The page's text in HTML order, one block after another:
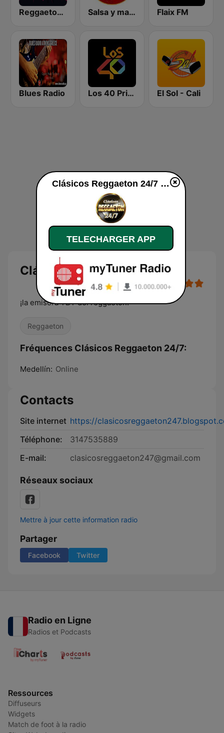
Reggaeton Exitos de Hoy Salsa y mas Cali Flaix FM
Blues Radio Los 40 Principales El Sol - Cali
Clásicos Reggaeton 24/7
¡la emisora TBT del reggaeton!
Reggaeton
Fréquences Clásicos Reggaeton 24/7:
Medellín: Online
Contacts
Site internet https://
Téléphone:
3147535889
E-mail:
clasicosreggaeton247@gmail.com
Réseaux sociaux
Mettre à jour cette information radio
Partager
Facebook Twitter
Radio en Ligne
Radios et Podcasts
Ressources
Diffuseurs
Widgets
Match de foot à la radio
Clásicos Reggaeton 24/7 en ligne
TELECHARGER APP